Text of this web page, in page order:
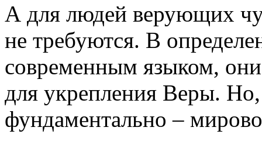
А для людей верующих
не требуются. В
современным языком,
для укрепления Веры.
фундаментально –